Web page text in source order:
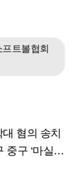
트볼협회
혐의 송치
신들의 인생 2막